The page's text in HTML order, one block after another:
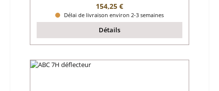
Prix régulier :
154,25 €
Délai de livraison environ 2-3 semaines
Détails